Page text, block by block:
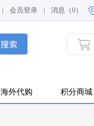
会员登录 消息（0）
海外代购 积分商城